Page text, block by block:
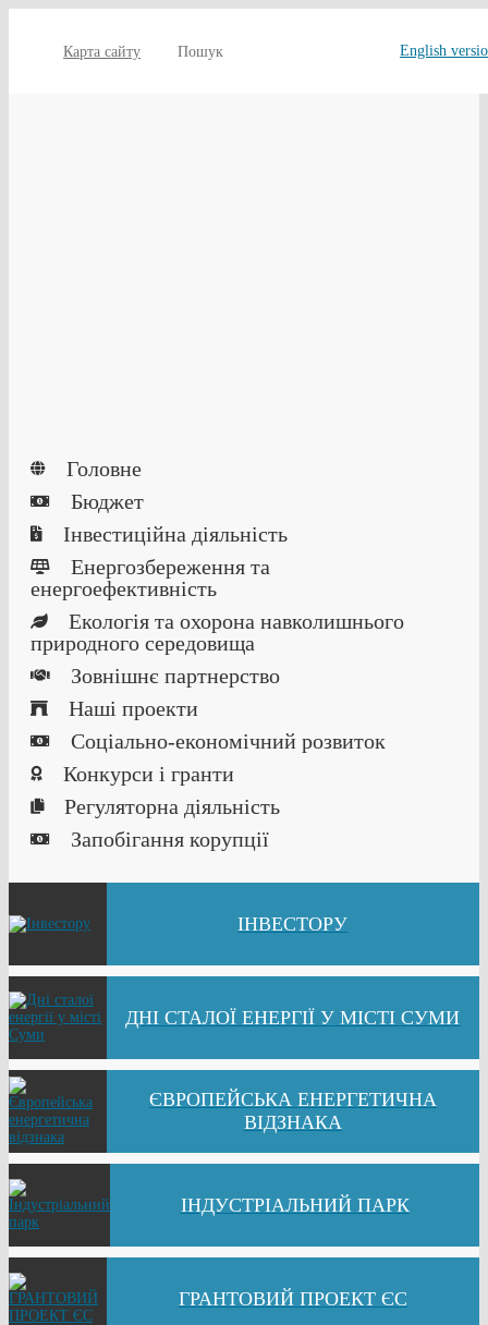
Карта сайту Пошук English
Головне
Бюджет
Інвестиційна діяльність
Енергозбереження та
енергоефективність
Екологія та охорона навколишнього
природного середовища
Зовнішнє партнерство
Наші проекти
Соціально-економічний розвиток
Конкурси і гранти
Регуляторна діяльність
Запобігання корупції
ІНВЕСТОРУ
ДНІ СТАЛОЇ ЕНЕРГІЇ У МІСТІ СУМИ
ЄВРОПЕЙСЬКА ЕНЕРГЕТИЧНА
ВІДЗНАКА
ІНДУСТРІАЛЬНИЙ ПАРК
ГРАНТОВИЙ ПРОЕКТ ЄС